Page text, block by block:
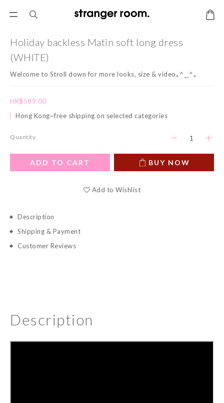
Holiday backless Matin soft long dress
(WHITE)
Welcome to Stroll down for more looks, size & video｡^‿^｡
HK$589.00
Hong Kong~free shipping on selected categories
Quantity
ADD TO CART BUY NOW
Add to Wishlist
Description
Shipping & Payment
Customer Reviews
Description